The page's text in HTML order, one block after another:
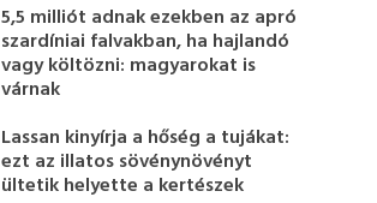
5,5 milliót adnak ezekben az apró
szardíniai falvakban, ha hajlandó
vagy költözni: magyarokat is
várnak
Lassan kinyírja a hőség a tujákat:
ezt az illatos sövénynövényt
ültetik helyette a kertészek